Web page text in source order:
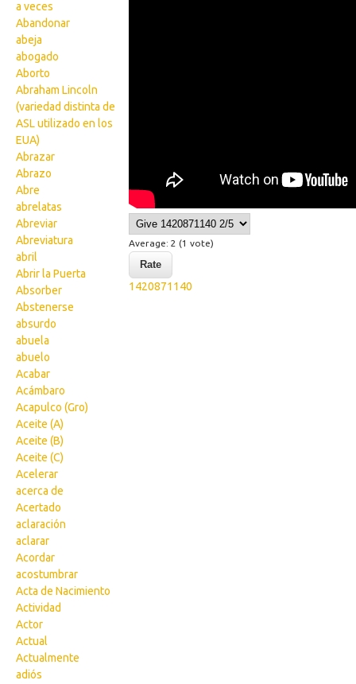
a veces
Abandonar
abeja
abogado
Aborto
Abraham Lincoln
(variedad distinta de
ASL utilizado en los
EUA)
Abrazar
Abrazo
Abre
abrelatas
Abreviar
Abreviatura
abril
Abrir la Puerta
Absorber
Abstenerse
absurdo
abuela
abuelo
Acabar
Acámbaro
Acapulco (Gro)
Aceite (A)
Aceite (B)
Aceite (C)
Acelerar
acerca de
Acertado
aclaración
aclarar
Acordar
acostumbrar
Acta de Nacimiento
Actividad
Actor
Actual
Actualmente
adiós
Average: 2 (1 vote)
1420871140